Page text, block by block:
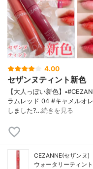
4.00
セザンヌティント新色
【大人っぽい新色】
ラムレッド 04 #キャメルオ
しました?…続きを見る
CEZANNE(セザンヌ)
ウォータリーティン